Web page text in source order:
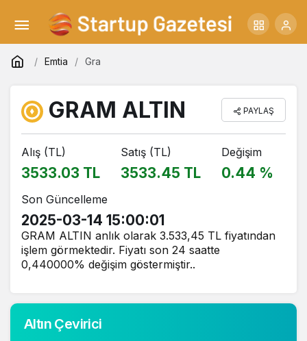
Emtia Gra
GRAM ALTIN PAYLAŞ
Alış (TL)
3533.03 TL
Satış (TL)
3533.45 TL
Değişim
0.44 %
Son Güncelleme
2025-03-14 15:00:01
GRAM ALTIN anlık olarak 3.533,45 TL fiyatından
işlem görmektedir. Fiyatı son 24 saatte
0,440000% değişim göstermiştir..
Altın Çevirici